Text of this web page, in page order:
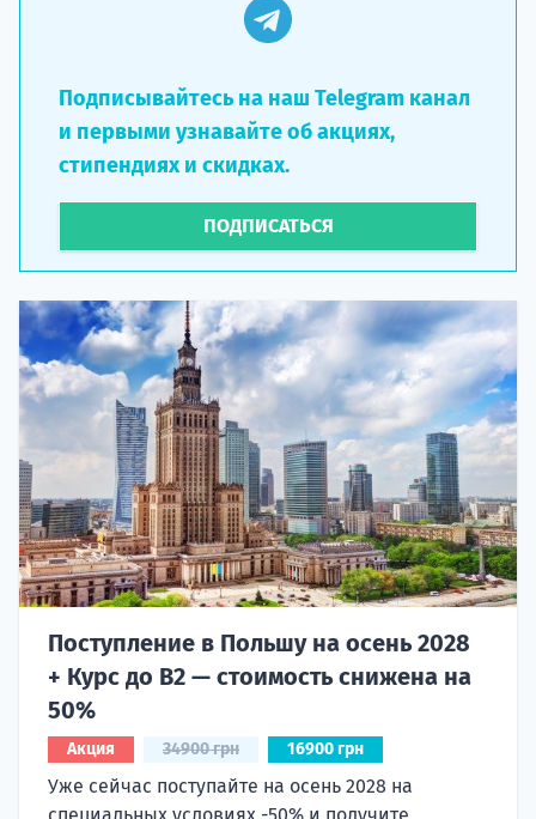
Подписывайтесь на наш Telegram канал
и первыми узнавайте об акциях,
стипендиях и скидках.
ПОДПИСАТЬСЯ
Поступление в Польшу на осень 2028
+ Курс до B2 — стоимость снижена на
50%
Акция 34900 грн 16900 грн
Уже сейчас поступайте на осень 2028 на